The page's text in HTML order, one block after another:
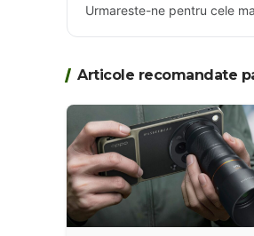
Urmareste-ne pentru cele
Articole recomandate